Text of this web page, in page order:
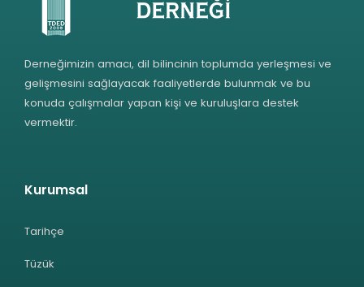
Derneğimizin amacı, dil bilincinin toplumda yerleşmesi ve
gelişmesini sağlayacak faaliyetlerde bulunmak ve bu
konuda çalışmalar yapan kişi ve kuruluşlara destek
vermektir.
Kurumsal
Tarihçe
Tüzük